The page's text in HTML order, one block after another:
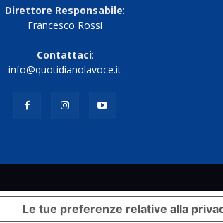
Direttore Responsabile:
Francesco Rossi
Contattaci:
info@quotidianolavoce.it
Le tue preferenze relative alla